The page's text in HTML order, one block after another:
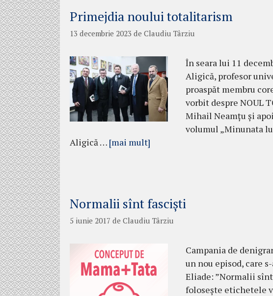
Primejdia noului totalitarism
13 decembrie 2023 de Claudiu Târziu
În seara lui 11
Aligică, profesor
proaspăt membru
vorbit despre NOUL
Mihail Neamțu și
volumul „Minunata
Aligică … [mai mult]
Normalii sînt fasciști
5 iunie 2017 de Claudiu Târziu
Campania de
un nou episod, care
Eliade: ”Normalii
folosește etichetele